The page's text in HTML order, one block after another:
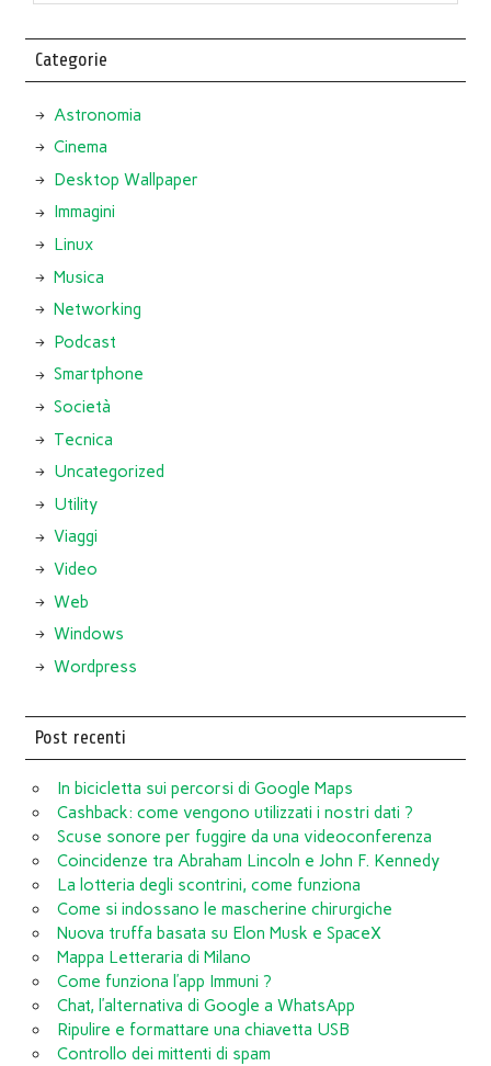
Categorie
Astronomia
Cinema
Desktop Wallpaper
Immagini
Linux
Musica
Networking
Podcast
Smartphone
Società
Tecnica
Uncategorized
Utility
Viaggi
Video
Web
Windows
Wordpress
Post recenti
In bicicletta sui percorsi di Google Maps
Cashback: come vengono utilizzati i nostri dati ?
Scuse sonore per fuggire da una videoconferenza
Coincidenze tra Abraham Lincoln e John F. Kennedy
La lotteria degli scontrini, come funziona
Come si indossano le mascherine chirurgiche
Nuova truffa basata su Elon Musk e SpaceX
Mappa Letteraria di Milano
Come funziona l’app Immuni ?
Chat, l’alternativa di Google a WhatsApp
Ripulire e formattare una chiavetta USB
Controllo dei mittenti di spam